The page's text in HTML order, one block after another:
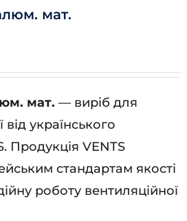
мат.
мат. — виріб для
від українського
Продукція VENTS
стандартам якості
роботу вентиляційної